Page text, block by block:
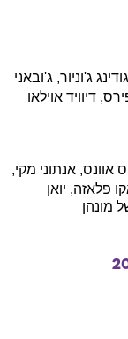
גודינג ג'וניור, ג'ובאני
, דיוויד אוילאו
אוונס, אנתוני מקי,
פלאזה, יואן
מונהן